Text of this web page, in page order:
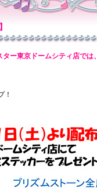
ー東京ドームシティ店では、
！